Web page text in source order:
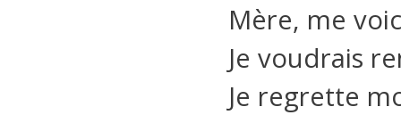
Mère, me
Je voudrais
Je regrette